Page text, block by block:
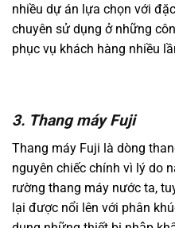
nhiều dự án lựa chọn với
chuyên sử dụng ở những
phục vụ khách hàng nhiều
3. Thang máy Fuji
Thang máy Fuji là dòng
nguyên chiếc chính vì lý do
rường thang máy nước ta,
lại được nổi lên với phân